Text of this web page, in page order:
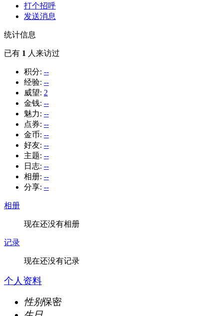
打个招呼
发送消息
统计信息
已有 1 人来访过
积分: --
经验: --
威望: 2
金钱: --
魅力: --
点券: --
金币: --
好友: --
主题: --
日志: --
相册: --
分享: --
相册
现在还没有相册
记录
现在还没有记录
个人资料
性别保密